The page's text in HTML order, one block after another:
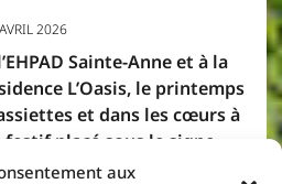
aux
2026
Sainte-Anne et à la
L’Oasis, le printemps
et dans les cœurs à
festif placé sous le signe
et membres du